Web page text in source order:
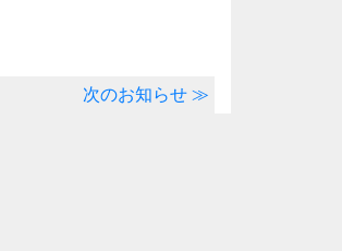
次のお知らせ ≫